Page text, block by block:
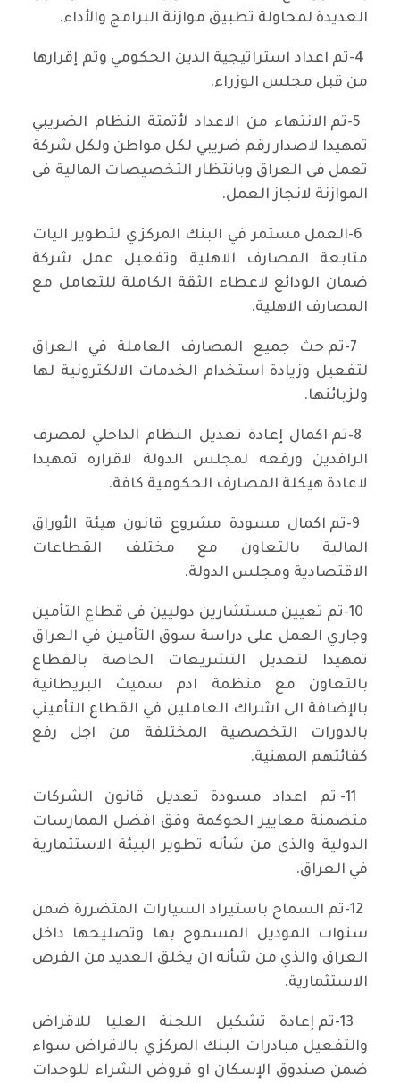
العديدة لمحاولة تطبيق موازنة البرامج والأداء.
4-تم اعداد استراتيجية الدين الحكومي وتم إقرارها
من قبل مجلس الوزراء.
5-تم الانتهاء من الاعداد لأتمتة النظام الضريبي
تمهيدا لاصدار رقم ضريبي لكل مواطن ولكل شركة
تعمل في العراق وبانتظار التخصيصات المالية في
الموازنة لانجاز العمل.
6-العمل مستمر في البنك المركزي لتطوير اليات
متابعة المصارف الاهلية وتفعيل عمل شركة
ضمان الودائع لاعطاء الثقة الكاملة للتعامل مع
المصارف الاهلية.
7-تم حث جميع المصارف العاملة في العراق
لتفعيل وزيادة استخدام الخدمات الالكترونية لها
ولزبائنها.
8-تم اكمال إعادة تعديل النظام الداخلي ل‍مصرف
الرافدين ورفعه ل‍مجلس الدولة لاقراره تمهيدا
لاعادة هيكلة المصارف الحكومية كافة.
9-تم اكمال مسودة مشروع قانون هيئة الأوراق
المالية بالتعاون مع مختلف القطاعات
الاقتصادية ومجلس الدولة.
10-تم تعيين مستشارين دوليين في قطاع التأمين
وجاري العمل على دراسة سوق التأمين في العراق
تمهيدا لتعديل التشريعات الخاصة بالقطاع
بالتعاون مع منظمة ادم سميث البريطانية
بالإضافة الى اشراك العاملين في القطاع التأميني
بالدورات التخصصية المختلفة من اجل رفع
كفائتهم المهنية.
11- تم اعداد مسودة تعديل قانون الشركات
متضمنة معايير الحوكمة وفق افضل الممارسات
الدولية والذي من شأنه تطوير البيئة الاستثمارية
في العراق.
12-تم السماح باستيراد السيارات المتضررة ضمن
سنوات الموديل المسموح بها وتصليحها داخل
العراق والذي من شأنه ان يخلق العديد من الفرص
الاستثمارية.
13-تم إعادة تشكيل اللجنة العليا للاقراض
والتفعيل مبادرات البنك المركزي بالاقراض سواء
ضمن صندوق الإسكان او قروض الشراء للوحدات